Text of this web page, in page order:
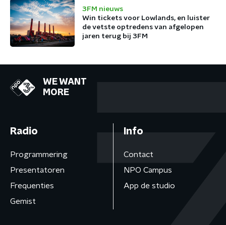
3FM nieuws
Win tickets voor Lowlands, en luister
de vetste optredens van afgelopen
jaren terug bij 3FM
WE WANT
MORE
Radio
Programmering
Presentatoren
Frequenties
Gemist
Info
Contact
NPO Campus
App de studio